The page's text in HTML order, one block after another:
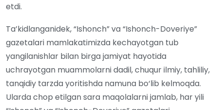
etdi.
Ta’kidlanganidek, “Ishonch” va “Ishonch-Doveriye”
gazetalari mamlakatimizda kechayotgan tub
yangilanishlar bilan birga jamiyat hayotida
uchrayotgan muammolarni dadil, chuqur ilmiy, tahliliy,
tanqidiy tarzda yoritishda namuna bo‘lib kelmoqda.
Ularda chop etilgan sara maqolalarni jamlab, har yili